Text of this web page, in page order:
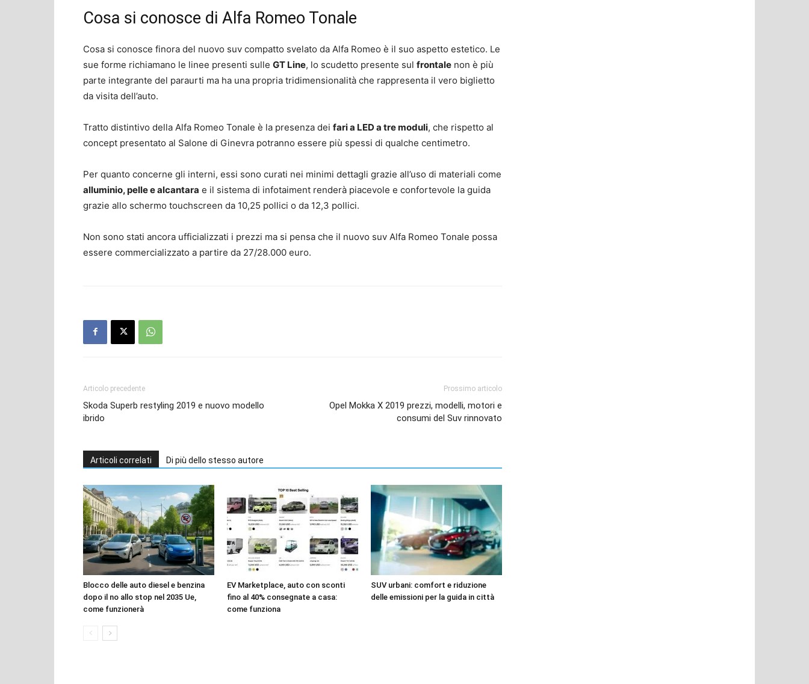
Cosa si conosce di Alfa Romeo Tonale
Cosa si conosce finora del nuovo suv compatto svelato da Alfa Romeo è il suo aspetto estetico. Le
sue forme richiamano le linee presenti sulle GT Line, lo scudetto presente sul frontale non è più
parte integrante del paraurti ma ha una propria tridimensionalità che rappresenta il vero biglietto
da visita dell’auto.
Tratto distintivo della Alfa Romeo Tonale è la presenza dei fari a LED a tre moduli, che rispetto al
concept presentato al Salone di Ginevra potranno essere più spessi di qualche centimetro.
Per quanto concerne gli interni, essi sono curati nei minimi dettagli grazie all’uso di materiali come
alluminio, pelle e alcantara e il sistema di infotaiment renderà piacevole e confortevole la guida
grazie allo schermo touchscreen da 10,25 pollici o da 12,3 pollici.
Non sono stati ancora ufficializzati i prezzi ma si pensa che il nuovo suv Alfa Romeo Tonale possa
essere commercializzato a partire da 27/28.000 euro.
Articolo precedente
Skoda Superb restyling 2019 e nuovo modello
ibrido
Prossimo articolo
Opel Mokka X 2019 prezzi, modelli, motori e
consumi del Suv rinnovato
Articoli correlati Di più dello stesso autore
Blocco delle auto diesel e benzina
dopo il no allo stop nel 2035 Ue,
come funzionerà
EV Marketplace, auto con sconti
fino al 40% consegnate a casa:
come funziona
SUV urbani: comfort e riduzione
delle emissioni per la guida in città